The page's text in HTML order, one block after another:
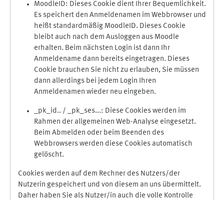
MoodleID: Dieses Cookie dient Ihrer Bequemlichkeit.
Es speichert den Anmeldenamen im Webbrowser und
heißt standardmäßig MoodleID. Dieses Cookie
bleibt auch nach dem Ausloggen aus Moodle
erhalten. Beim nächsten Login ist dann Ihr
Anmeldename dann bereits eingetragen. Dieses
Cookie brauchen Sie nicht zu erlauben, Sie müssen
dann allerdings bei jedem Login Ihren
Anmeldenamen wieder neu eingeben.
_pk_id.. / _pk_ses...: Diese Cookies werden im
Rahmen der allgemeinen Web-Analyse eingesetzt.
Beim Abmelden oder beim Beenden des
Webbrowsers werden diese Cookies automatisch
gelöscht.
Cookies werden auf dem Rechner des Nutzers/der
Nutzerin gespeichert und von diesem an uns übermittelt.
Daher haben Sie als Nutzer/in auch die volle Kontrolle